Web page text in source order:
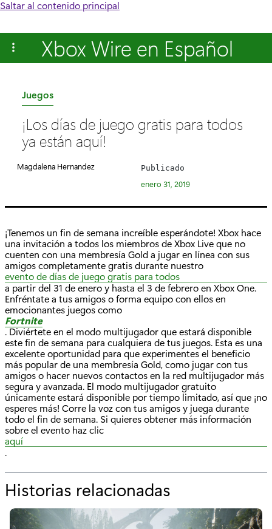
Saltar al contenido principal
Xbox Wire en Español
C
t
e
í
:
Juegos
¡Los días de juego gratis para todos
ya están aquí!
Magdalena Hernandez Publicado
enero 31, 2019
¡Tenemos un fin de semana increíble esperándote! Xbox hace
una invitación a todos los miembros de Xbox Live que no
cuenten con una membresía Gold a jugar en línea con sus
amigos completamente gratis durante nuestro
evento de días de juego gratis para todos
a partir del 31 de enero y hasta el 3 de febrero en Xbox One.
Enfréntate a tus amigos o forma equipo con ellos en
emocionantes juegos como
Fortnite
. Diviértete en el modo multijugador que estará disponible
este fin de semana para cualquiera de tus juegos. Esta es una
excelente oportunidad para que experimentes el beneficio
más popular de una membresía Gold, como jugar con tus
amigos o hacer nuevos contactos en la red multijugador más
segura y avanzada. El modo multijugador gratuito
únicamente estará disponible por tiempo limitado, así que ¡no
esperes más! Corre la voz con tus amigos y juega durante
todo el fin de semana. Si quieres obtener más información
sobre el evento haz clic
aquí
.
Historias relacionadas
o